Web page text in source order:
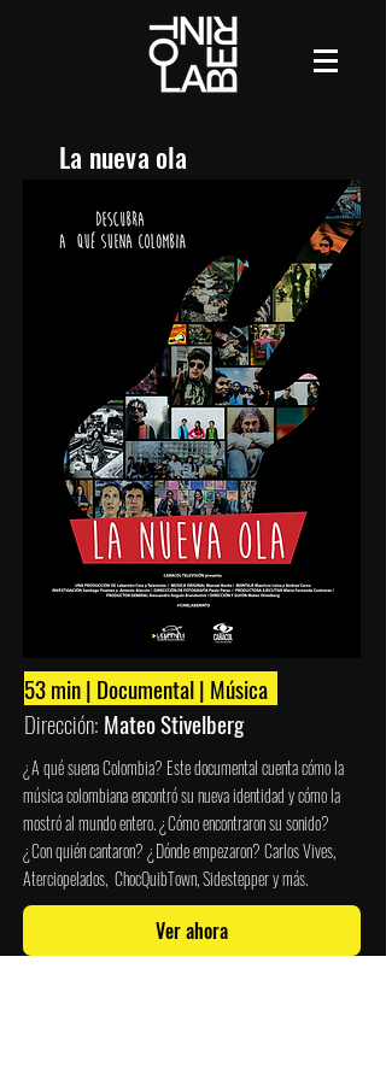
La nueva ola
53 min | Documental | Música
Dirección: Mateo Stivelberg
¿A qué suena Colombia? Este documental cuenta cómo la
música colombiana encontró su nueva identidad y cómo la
mostró al mundo entero. ¿Cómo encontraron su sonido?
¿Con quién cantaron? ¿Dónde empezaron?Carlos Vives,
Aterciopelados, ChocQuibTown, Sidestepper y más.
Ver ahora